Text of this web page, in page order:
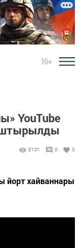
16+
YouTube
3101 0 0
йорт хайваннары